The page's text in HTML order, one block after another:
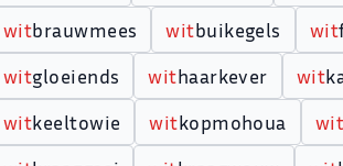
witbrauwmees witbuikegels wit
witgloeiends withaarkever wit
witkeeltowie witkopmohoua wit